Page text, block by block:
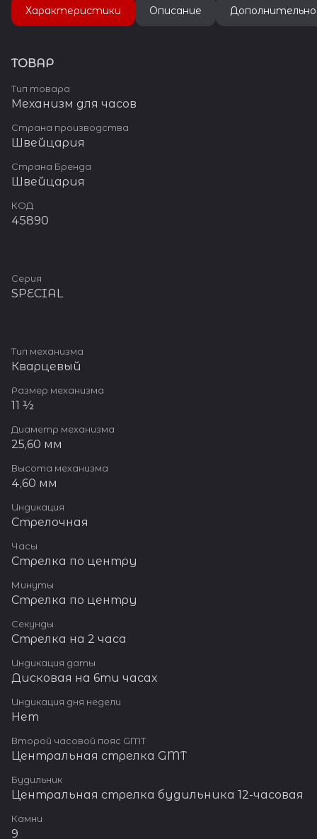
Характеристики Описание Дополнительно
ТОВАР
Тип товара
Механизм для часов
Страна производства
Швейцария
Страна Бренда
Швейцария
КОД
45890
Серия
SPECIAL
Тип механизма
Кварцевый
Размер механизма
11 ½
Диаметр механизма
25,60 мм
Высота механизма
4,60 мм
Индикация
Стрелочная
Часы
Стрелка по центру
Минуты
Стрелка по центру
Секунды
Стрелка на 2 часа
Индикация даты
Дисковая на 6ти часах
Индикация дня недели
Нет
Второй часовой пояс GMT
Центральная стрелка GMT
Будильник
Центральная стрелка будильника 12-часовая
Камни
9